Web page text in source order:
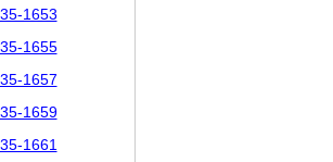
1653
1655
1657
1659
1661